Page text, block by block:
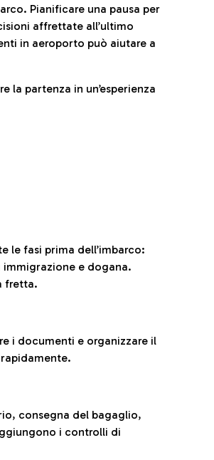
Pianificare una pausa per
affrettate all’ultimo
in aeroporto può aiutare a
la partenza in un’esperienza
le fasi prima dell’imbarco:
e dogana.
fretta.
i documenti e organizzare il
consegna del bagaglio,
i controlli di